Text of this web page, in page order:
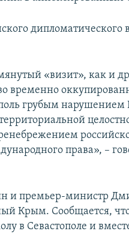
дипломатического
«визит», как и
временно
грубым нарушением
права», –
и премьер-министр
Крым. Сообщается,
в Севастополе и